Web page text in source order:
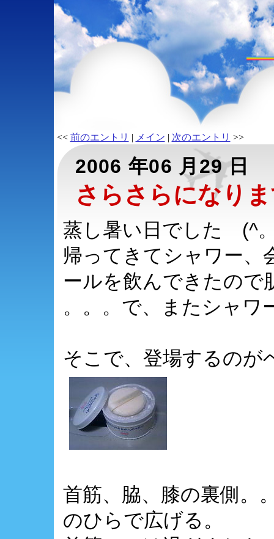
<< 前のエントリ | メイン | 次のエントリ >>
2006 年06 月29 日
さらさらになり
蒸し暑い日でした (^
帰ってきてシャワー、
ールを飲んできたので
。。。で、またシャワ
そこで、登場するのが
首筋、脇、膝の裏側。
のひらで広げる。